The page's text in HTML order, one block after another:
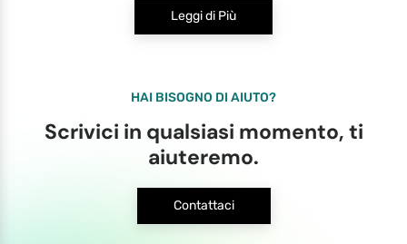
Leggi di Più
HAI BISOGNO DI AIUTO?
Scrivici in qualsiasi momento, ti
aiuteremo.
Contattaci